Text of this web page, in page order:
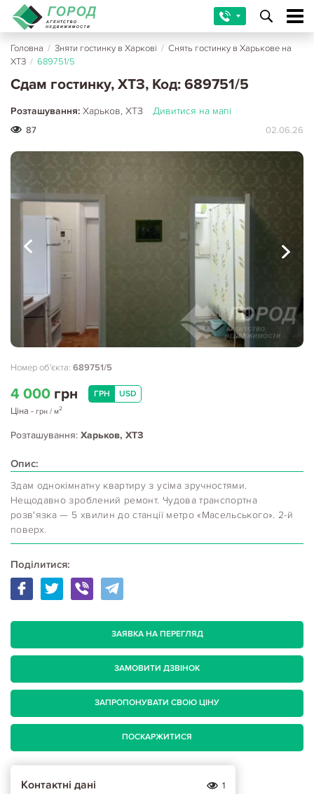
Головна / Зняти гостинку в Харкові / Снять гостинку в Харькове на
ХТЗ / 689751/5
Сдам гостинку, ХТЗ, Код: 689751/5
Розташування: Харьков, ХТЗ Дивитися на мапі
87 02.06.26
Номер об'єкта: 689751/5
4 000 грн ГРН USD
Ціна - грн / м2
Розташування: Харьков, ХТЗ
Опис:
Здам однокімнатну квартиру з усіма зручностями.
Нещодавно зроблений ремонт. Чудова транспортна
розв'язка — 5 хвилин до станції метро «Масельського». 2-й
поверх.
Поділитися:
ЗАЯВКА НА ПЕРЕГЛЯД
ЗАМОВИТИ ДЗВІНОК
ЗАПРОПОНУВАТИ СВОЮ ЦІНУ
ПОСКАРЖИТИСЯ
Контактні дані 1